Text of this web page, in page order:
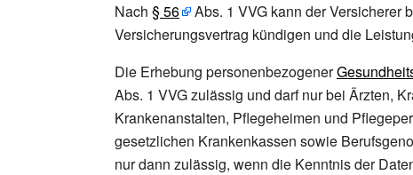
Nach § 56
Abs. 1 VVG kann der Versicherer
Versicherungsvertrag kündigen und die
Die Erhebung personenbezogener
Abs. 1 VVG zulässig und darf nur bei Ärzten,
Krankenanstalten, Pflegeheimen und
gesetzlichen Krankenkassen sowie
nur dann zulässig, wenn die Kenntnis der